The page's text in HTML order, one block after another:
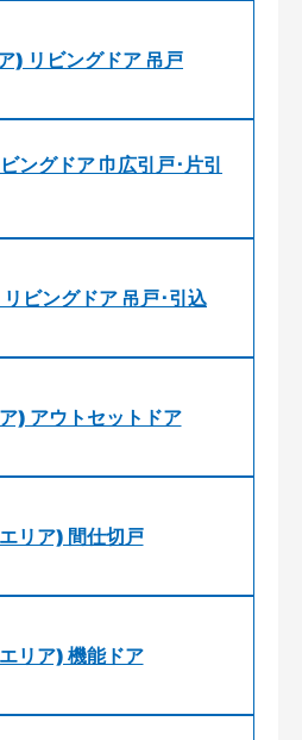
) リビングドア 吊戸
ングドア 巾広引戸･片引
ビングドア 吊戸･引込
) アウトセットドア
リア) 間仕切戸
リア) 機能ドア